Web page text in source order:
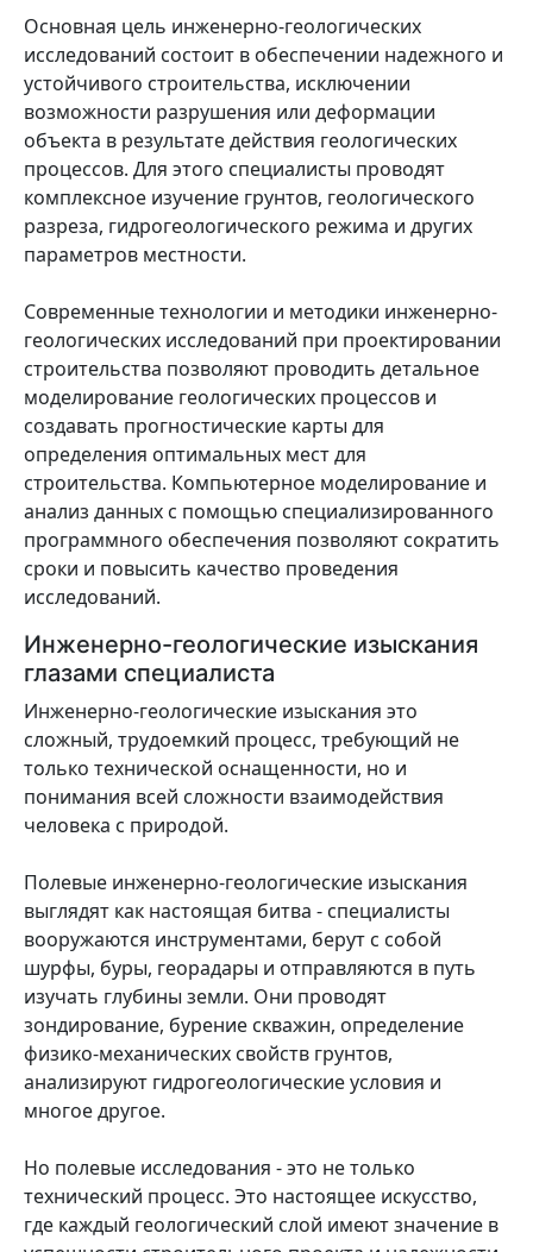
Основная цель инженерно-геологических
исследований состоит в обеспечении надежного и
устойчивого строительства, исключении
возможности разрушения или деформации
объекта в результате действия геологических
процессов. Для этого специалисты проводят
комплексное изучение грунтов, геологического
разреза, гидрогеологического режима и других
параметров местности.
Современные технологии и методики инженерно-
геологических исследований при проектировании
строительства позволяют проводить детальное
моделирование геологических процессов и
создавать прогностические карты для
определения оптимальных мест для
строительства. Компьютерное моделирование и
анализ данных с помощью специализированного
программного обеспечения позволяют сократить
сроки и повысить качество проведения
исследований.
Инженерно-геологические изыскания
глазами специалиста
Инженерно-геологические изыскания это
сложный, трудоемкий процесс, требующий не
только технической оснащенности, но и
понимания всей сложности взаимодействия
человека с природой.
Полевые инженерно-геологические изыскания
выглядят как настоящая битва - специалисты
вооружаются инструментами, берут с собой
шурфы, буры, георадары и отправляются в путь
изучать глубины земли. Они проводят
зондирование, бурение скважин, определение
физико-механических свойств грунтов,
анализируют гидрогеологические условия и
многое другое.
Но полевые исследования - это не только
технический процесс. Это настоящее искусство,
где каждый геологический слой имеют значение в